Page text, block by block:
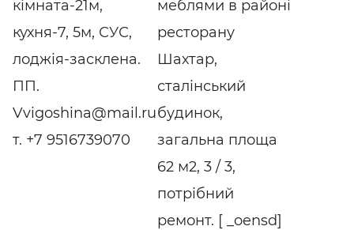
кімната-21м,
кухня-7, 5м, СУС,
лоджія-засклена.
ПП.
Vvigoshina@mail.ru
т. +7 9516739070
меблями в районі
ресторану
Шахтар,
сталінський
будинок,
загальна площа
62 м2, 3 / 3,
потрібний
ремонт. [ _oensd]